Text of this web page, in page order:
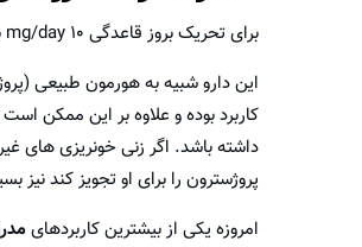
برای‌ تحریک‌ بروز قاعدگی ‌mg/day ۱۰ به‌ مدت‌ ۱۰ روز مصرف ‌می‌شود که‌ از روز ۱۶ سیکل‌ آغاز می‌شود.
این دارو شبیه به هورمون طبیعی
کاربرد بوده و علاوه بر این ممکن
داشته باشد. اگر زنی خونریزی های
پروژسترون را برای او تجویز کند نیز
امروزه یکی از بیشترین کاربردهای